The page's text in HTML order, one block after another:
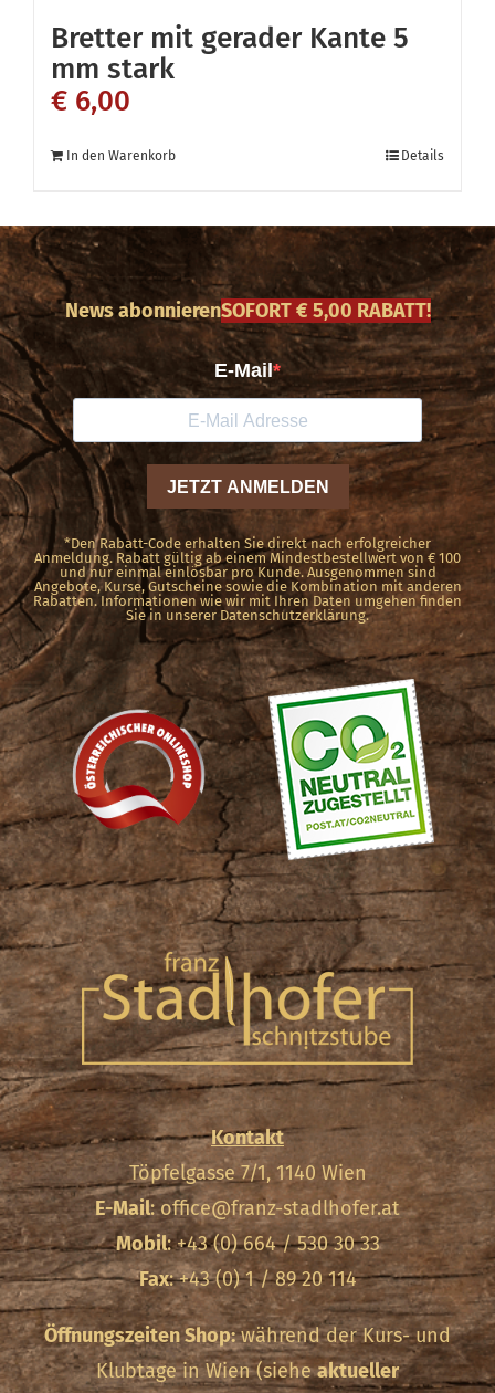
Bretter mit gerader Kante 5
mm stark
€ 6,00
In den Warenkorb Details
News abonnierenSOFORT € 5,00 RABATT!
*Den Rabatt-Code erhalten Sie direkt nach erfolgreicher
Anmeldung. Rabatt gültig ab einem Mindestbestellwert von € 100
und nur einmal einlösbar pro Kunde. Ausgenommen sind
Angebote, Kurse, Gutscheine sowie die Kombination mit anderen
Rabatten. Informationen wie wir mit Ihren Daten umgehen finden
Sie in unserer Datenschutzerklärung.
Kontakt
Töpfelgasse 7/1, 1140 Wien
E-Mail:office@franz-stadlhofer.at
Mobil: +43 (0) 664 / 530 30 33
Fax: +43 (0) 1 / 89 20 114
Öffnungszeiten Shop:während der Kurs- und
Klubtage in Wien (sieheaktueller